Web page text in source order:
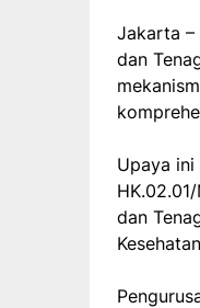
Jakarta –
dan
Upaya
dan